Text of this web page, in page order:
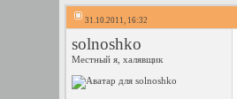
31.10.2011, 16:32
solnoshko
Местный я, халявщик